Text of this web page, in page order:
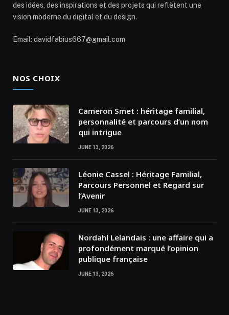
des idées, des inspirations et des projets qui reflètent une
vision moderne du digital et du design.
Email: davidfabius667@gmail.com
NOS CHOIX
Cameron Smet : héritage familial,
personnalité et parcours d’un nom
qui intrigue
JUNE 13, 2026
Léonie Cassel : Héritage Familial,
Parcours Personnel et Regard sur
l’Avenir
JUNE 13, 2026
Nordahl Lelandais : une affaire qui a
profondément marqué l’opinion
publique française
JUNE 13, 2026